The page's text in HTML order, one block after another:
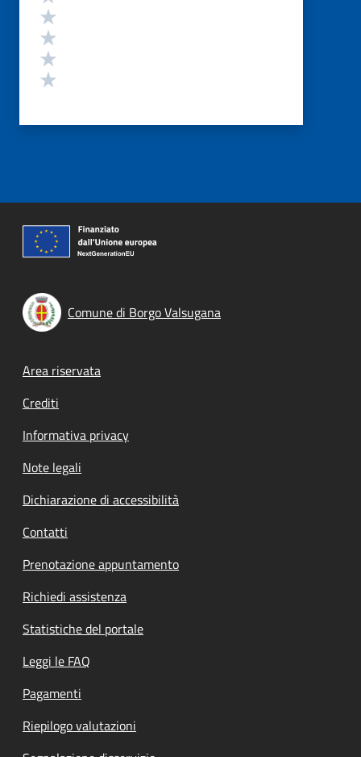
Comune di Borgo Valsugana
Footer menu
Area riservata
Crediti
Informativa privacy
Note legali
Dichiarazione di accessibilità
Contatti
Prenotazione appuntamento
Richiedi assistenza
Statistiche del portale
Leggi le FAQ
Pagamenti
Riepilogo valutazioni